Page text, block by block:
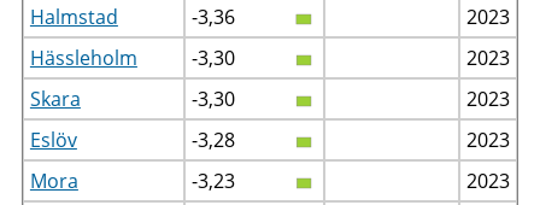
Halmstad
-3,36
2023
Hässleholm
-3,30
2023
Skara
-3,30
2023
Eslöv
-3,28
2023
Mora
-3,23
2023